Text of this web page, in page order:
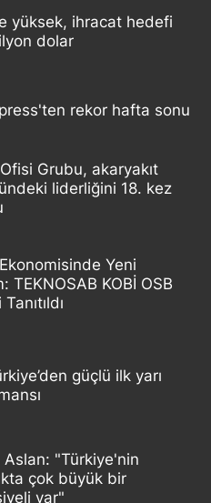
yüksek, ihracat hedefi
dolar
rekor hafta sonu
Grubu, akaryakıt
liderliğini 18. kez
Yeni
TEKNOSAB KOBİ OSB
güçlü ilk yarı
Aslan: "Türkiye'nin
çok büyük bir
var"